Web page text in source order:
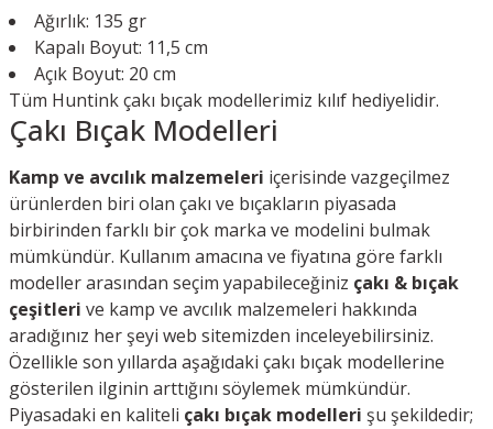
Ağırlık: 135 gr
Kapalı Boyut: 11,5 cm
Açık Boyut: 20 cm
Tüm Huntink çakı bıçak modellerimiz kılıf hediyelidir.
Çakı Bıçak Modelleri
Kamp ve avcılık malzemeleri içerisinde vazgeçilmez
ürünlerden biri olan çakı ve bıçakların piyasada
birbirinden farklı bir çok marka ve modelini bulmak
mümkündür. Kullanım amacına ve fiyatına göre farklı
modeller arasından seçim yapabileceğiniz çakı & bıçak
çeşitleri ve kamp ve avcılık malzemeleri hakkında
aradığınız her şeyi web sitemizden inceleyebilirsiniz.
Özellikle son yıllarda aşağıdaki çakı bıçak modellerine
gösterilen ilginin arttığını söylemek mümkündür.
Piyasadaki en kaliteli çakı bıçak modelleri şu şekildedir;